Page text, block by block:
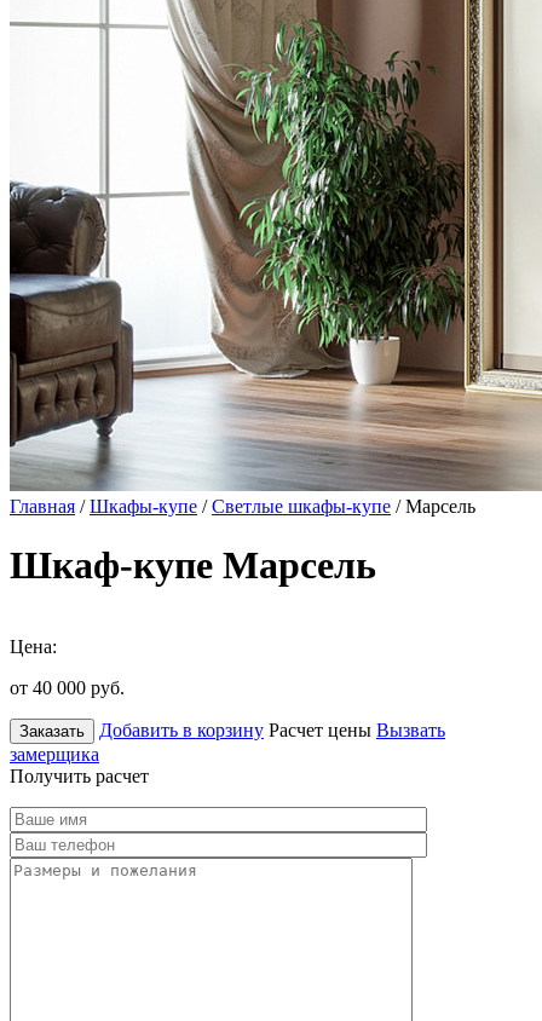
Главная /Шкафы-купе /Светлые шкафы-купе / Марсель
Шкаф-купе Марсель
Цена:
от 40 000 руб.
Заказать Добавить в корзину Расчет цены Вызвать
замерщика
Получить расчет